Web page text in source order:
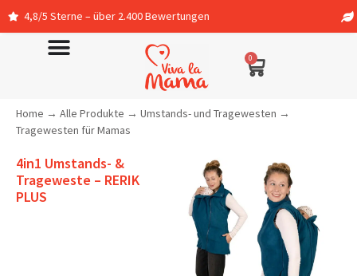
– über 2.400 Bewertungen In
0
Home → Alle Produkte → Umstands- und Tragewesten →
Tragewesten für Mamas
4in1 Umstands- &
Trageweste – RERIK
PLUS